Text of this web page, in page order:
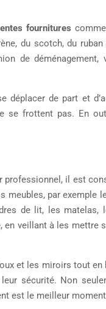
fournitures
du scotch, du
de déménagement,
déplacer de part et
se frottent pas. En
professionnel, il est
meubles, par exemple
de lit, les matelas,
veillant à les mettre
et les miroirs tout en
sécurité. Non
est le meilleur